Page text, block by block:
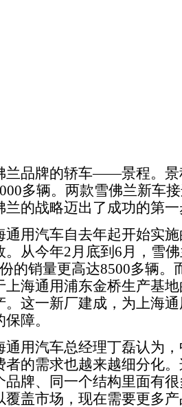
兰品牌的轿车——景程。景
多辆。两款雪佛兰新车
兰的战略迈出了成功的第
汽车自去年起开始实施
。从今年2月底到6月，雪
的销量更高达8500多辆。
上海通用浦东金桥生产基
。这一新厂建成，为上海
障。
汽车总经理丁磊认为，
者的需求也越来越细分化
品牌、同一个结构里面有
覆盖市场，现在需要更多